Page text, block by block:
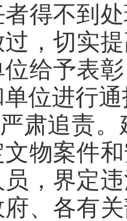
得不到
，切实
给予表
位进行
肃追责。
物案件
， 界定
、各有